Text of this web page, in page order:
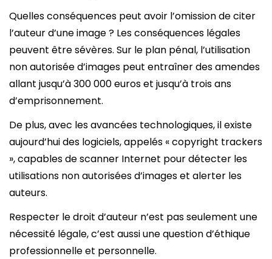
Quelles conséquences peut avoir l’omission de citer
l’auteur d’une image ? Les conséquences légales
peuvent être sévères. Sur le plan pénal, l’utilisation
non autorisée d’images peut entraîner des amendes
allant jusqu’à 300 000 euros et jusqu’à trois ans
d’emprisonnement.
De plus, avec les avancées technologiques, il existe
aujourd’hui des logiciels, appelés « copyright trackers
», capables de scanner Internet pour détecter les
utilisations non autorisées d’images et alerter les
auteurs.
Respecter le droit d’auteur n’est pas seulement une
nécessité légale, c’est aussi une question d’éthique
professionnelle et personnelle.